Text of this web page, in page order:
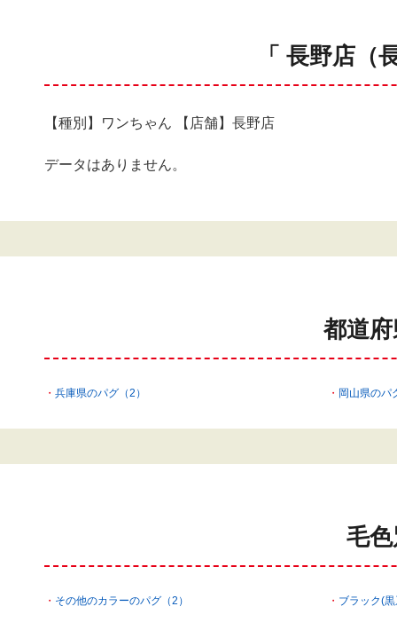
「 長野店（
【種別】ワンちゃん 【店舗】長野店
データはありません。
都道
兵庫県のパグ（2） 岡山県のパ
毛
その他のカラーのパグ（2） ブラック(